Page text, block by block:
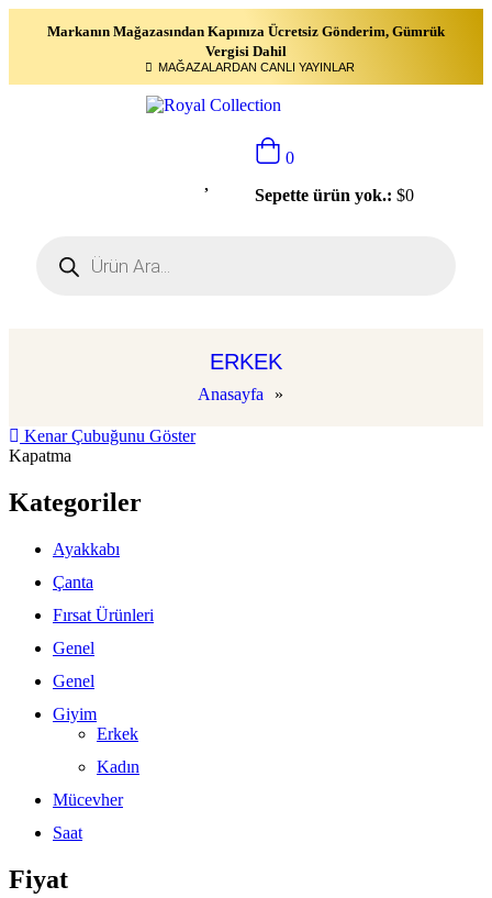
Markanın Mağazasından Kapınıza Ücretsiz Gönderim, Gümrük
Vergisi Dahil
MAĞAZALARDAN CANLI YAYINLAR
0
Sepette ürün yok.: $0
ERKEK
Anasayfa »
Kenar Çubuğunu Göster
Kapatma
Kategoriler
Ayakkabı
Çanta
Fırsat Ürünleri
Genel
Genel
Giyim
Erkek
Kadın
Mücevher
Saat
Fiyat